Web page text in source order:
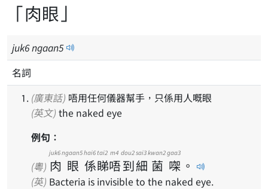
「肉眼」
juk6ngaan5
名詞
(廣東話) 唔用任何儀器幫手，只係用人嘅眼
(英文) the naked eye
例句：
(粵) 肉
juk6
眼
ngaan5
係
hai6
睇
tai2
唔
m4
到
dou2
細
sai3
菌
kwan2
㗎
gaa3
。
(英) Bacteria is invisible to the naked eye.